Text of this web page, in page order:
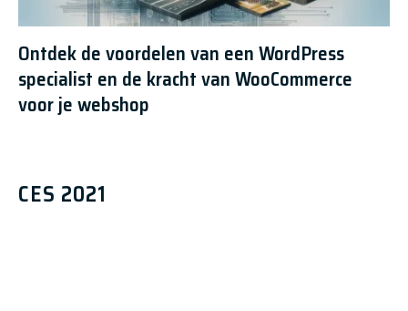
Ontdek de voordelen van een WordPress
specialist en de kracht van WooCommerce
voor je webshop
CES 2021